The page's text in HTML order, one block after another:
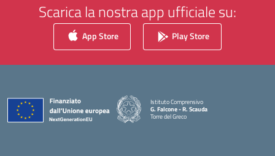
Scarica la nostra app ufficiale su:
App Store Play Store
Istituto Comprensivo
G. Falcone - R. Scauda
Torre del Greco